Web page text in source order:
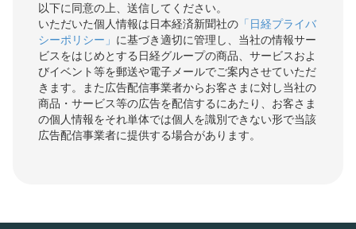
以下に同意の上、送信してください。
いただいた個人情報は日本経済新聞社の 「日経プライバ
シーポリシー」 に基づき適切に管理し、当社の情報サー
ビスをはじめとする日経グループの商品、サービスおよ
びイベント等を郵送や電子メールでご案内させていただ
きます。また広告配信事業者からお客さまに対し当社の
商品・サービス等の広告を配信するにあたり、お客さま
の個人情報をそれ単体では個人を識別できない形で当該
広告配信事業者に提供する場合があります。